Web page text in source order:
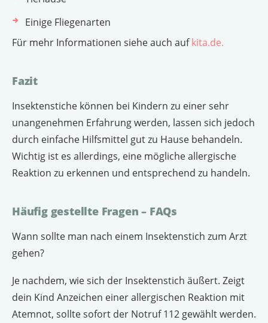
Einige Fliegenarten
Für mehr Informationen siehe auch aufkita.de.
Fazit
Insektenstiche können bei Kindern zu einer sehr
unangenehmen Erfahrung werden, lassen sich jedoch
durch einfache Hilfsmittel gut zu Hause behandeln.
Wichtig ist es allerdings, eine mögliche allergische
Reaktion zu erkennen und entsprechend zu handeln.
Häufig gestellte Fragen – FAQs
Wann sollte man nach einem Insektenstich zum Arzt
gehen?
Je nachdem, wie sich der Insektenstich äußert. Zeigt
dein Kind Anzeichen einer allergischen Reaktion mit
Atemnot, sollte sofort der Notruf 112 gewählt werden.